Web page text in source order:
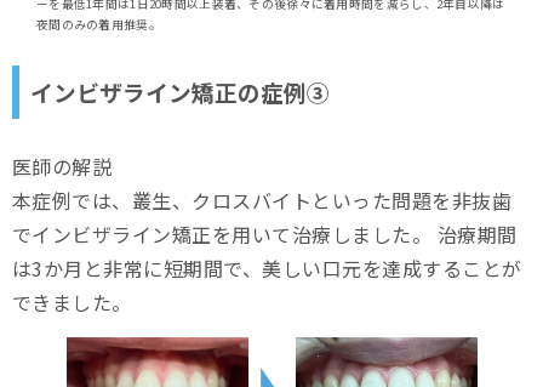
夜間のみの着用推奨。
インビザライン矯正の症例③
医師の解説
本症例では、叢生、クロスバイトといった問題を非抜歯
でインビザライン矯正を用いて治療しました。 治療期間
は3か月と非常に短期間で、美しい口元を達成することが
できました。